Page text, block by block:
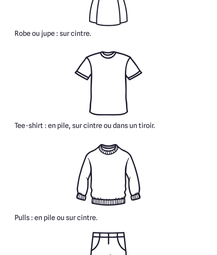
Robe ou jupe : sur cintre.
Tee-shirt : en pile, sur cintre ou dans un tiroir.
Pulls : en pile ou sur cintre.